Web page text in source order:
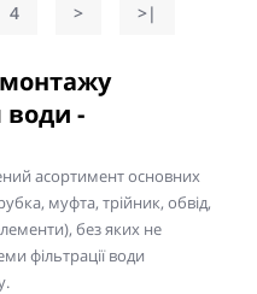
4 > >|
-
асортимент основних
муфта, трійник, обвід,
без яких не
фільтрації води